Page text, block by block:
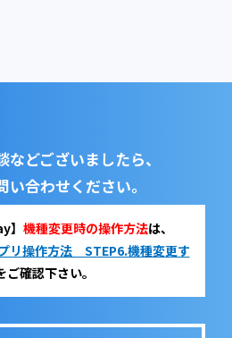
などございましたら、
い合わせください。
】 機種変更時の操作方法は、
リ操作方法 STEP6.機種変更す
ご確認下さい。